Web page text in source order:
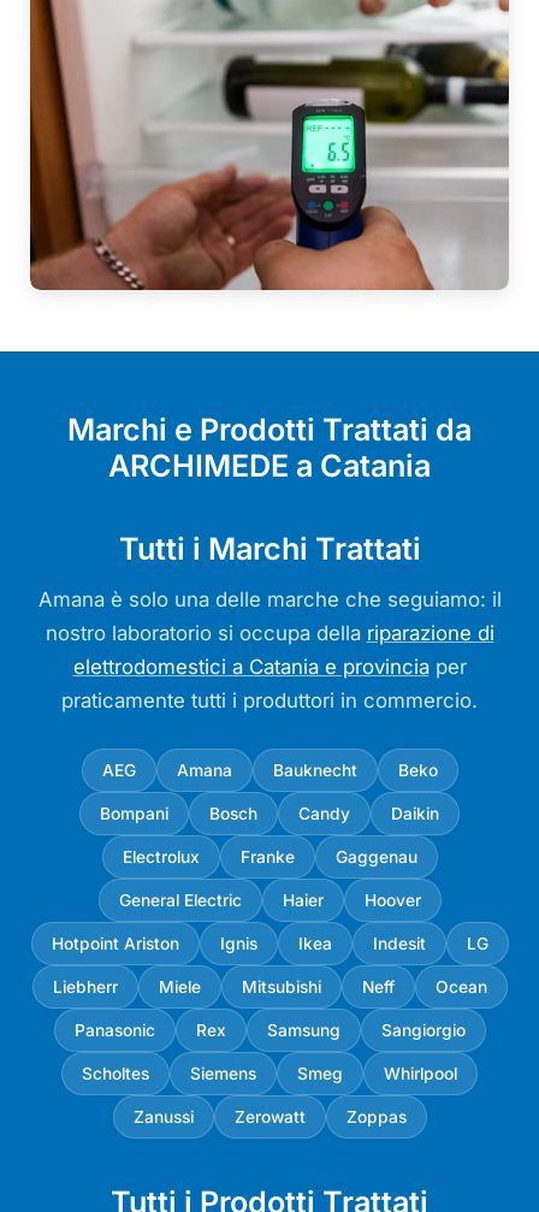
Marchi e Prodotti Trattati da
ARCHIMEDE a Catania
Tutti i Marchi Trattati
Amana è solo una delle marche che seguiamo: il
nostro laboratorio si occupa della riparazione di
elettrodomestici a Catania e provinciaper
praticamente tutti i produttori in commercio.
AEG Amana Bauknecht Beko
Bompani Bosch Candy Daikin
Electrolux Franke Gaggenau
General Electric Haier Hoover
Hotpoint Ariston Ignis Ikea Indesit LG
Liebherr Miele Mitsubishi Neff Ocean
Panasonic Rex Samsung Sangiorgio
Scholtes Siemens Smeg Whirlpool
Zanussi Zerowatt Zoppas
Tutti i Prodotti Trattati